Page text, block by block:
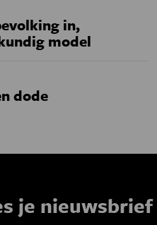
in,
model
dode
je nieuwsbrief